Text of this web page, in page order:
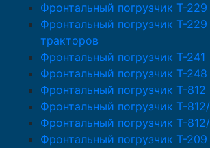
Фронтальный погрузчик Т-229
Фронтальный погрузчик T-
тракторов
Фронтальный погрузчик T-241
Фронтальный погрузчик T-248
Фронтальный погрузчик T-812
Фронтальный погрузчик T-
Фронтальный погрузчик T-
Фронтальный погрузчик T-209